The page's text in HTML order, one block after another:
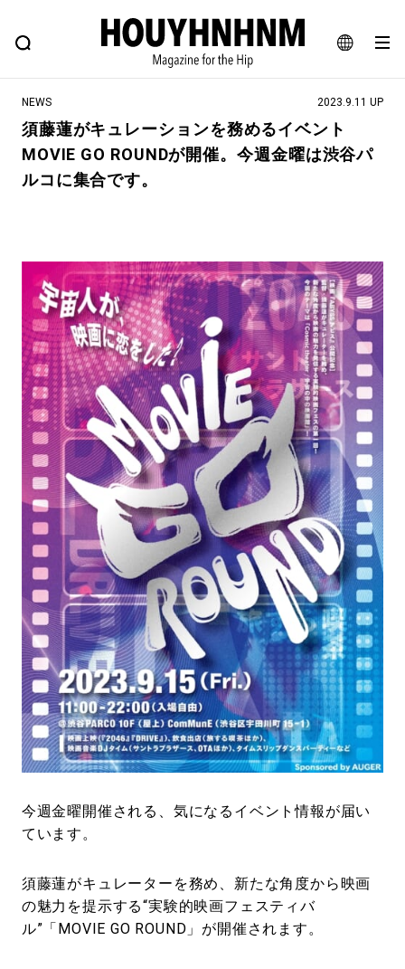
JA
EN
FEATURE BLOG SNAP
ヒップなファッション、カルチャー、ライフスタイルWEBマガジン
#注目のタグ
#NEW VINTAGE #マイナーグッド図鑑
#路地裏てぃーん。 #MONTHLY JOURNAL
#GH 銘品の所以 #フイナムのYouTube
#Commune H #FOCUS IT #AH.H
#ととけん #FASHION #MUSIC #MOVIE
#LIFESTYLE #SNEAKER #OUTDOOR
#SPORTS #HANDSOME HANDBOOK
NEWS 2023.9.11 UP
須藤蓮がキュレーションを務めるイベント
MOVIE GO ROUNDが開催。今週金曜は渋谷パ
ルコに集合です。
今週金曜開催される、気になるイベント情報が届い
ています。
須藤蓮がキュレーターを務め、新たな角度から映画
の魅力を提示する“実験的映画フェスティバ
ル”「MOVIE GO ROUND」が開催されます。